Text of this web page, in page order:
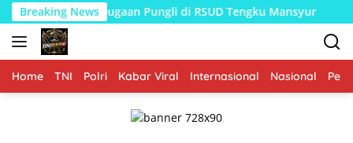
Langsung
ke
konten
Breaking News
Dugaan Pungli di RSUD Tengku Mansyur Koramil
Home TNI Polri Kabar Viral Internasional Nasional